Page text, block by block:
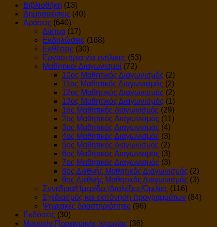
Βιβλιοθήκη (13)
Δημοσιεύσεις (40)
Δράσεις (640)
Δίκτυα (17)
Εκδηλώσεις (168)
Εκθέσεις (30)
Εργαστήρια για ενήλικες (53)
Μαθητικοί Διαγωνισμοί (72)
10ος Μαθητικός Διαγωνισμός (2)
11ος Μαθητικός Διαγωνισμός (2)
12ος Μαθητικός Διαγωνισμός (2)
13ος Μαθητικός Διαγωνισμός (1)
1ος Μαθητικός διαγωνισμός (29)
2ος Μαθητικός Διαγωνισμός (11)
3ος Μαθητικός Διαγωνισμός (4)
4ος Μαθητικός Διαγωνισμός (3)
5ος Μαθητικός διαγωνισμός (2)
6ος Μαθητικός Διαγωνισμός (3)
7ος Μαθητικός Διαγωνισμός (3)
8ος Διεθνής Μαθητικός Διαγωνισμός (2)
9ος Διεθνής Μαθητικός Διαγωνισμός (3)
Συνέδρια/Ημερίδες/Διαλέξεις/Ομιλίες (116)
Σχεδιασμός και εκπόνηση προγραμμάτων (84)
Ψηφιακές δραστηριότητες (96)
Εκδόσεις (30)
Μουσείο Προφορικής Ιστορίας (36)